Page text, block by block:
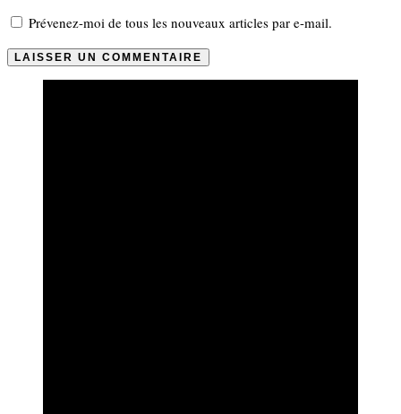
Prévenez-moi de tous les nouveaux articles par e-mail.